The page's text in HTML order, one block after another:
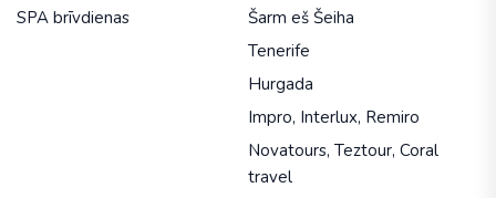
SPA brīvdienas
Šarm eš Šeiha
Tenerife
Hurgada
Impro, Interlux, Remiro
Novatours, Teztour, Coral
travel